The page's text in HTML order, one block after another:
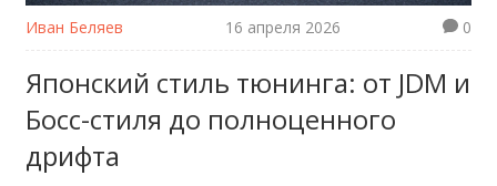
Иван Беляев 16 апреля 2026 0
Японский стиль тюнинга: от JDM и
Босс-стиля до полноценного
дрифта